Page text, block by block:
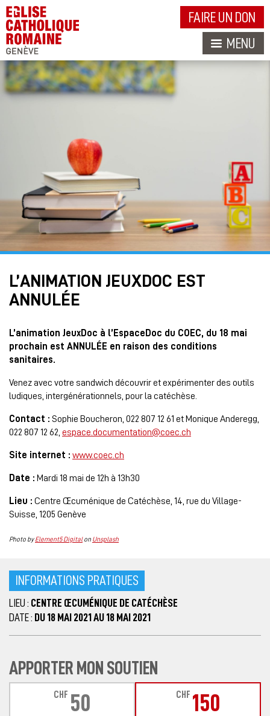
FAIRE UN DON
MENU
L’ANIMATION JEUXDOC EST
ANNULÉE
L’animation JeuxDoc à l’EspaceDoc du COEC, du 18 mai
prochain est ANNULÉE en raison des conditions
sanitaires.
Venez avec votre sandwich découvrir et expérimenter des outils
ludiques, intergénérationnels, pour la catéchèse.
Contact : Sophie Boucheron, 022 807 12 61 et Monique Anderegg,
022 807 12 62, espace.documentation@coec.ch
Site internet : www.coec.ch
Date : Mardi 18 mai de 12h à 13h30
Lieu : Centre Œcuménique de Catéchèse, 14, rue du Village-
Suisse, 1205 Genève
Photo byElement5 Digitalon Unsplash
INFORMATIONS PRATIQUES
LIEU : CENTRE ŒCUMÉNIQUE DE CATÉCHÈSE
DATE : DU 18 MAI 2021 AU 18 MAI 2021
APPORTER MON SOUTIEN
CHF 50 CHF 150